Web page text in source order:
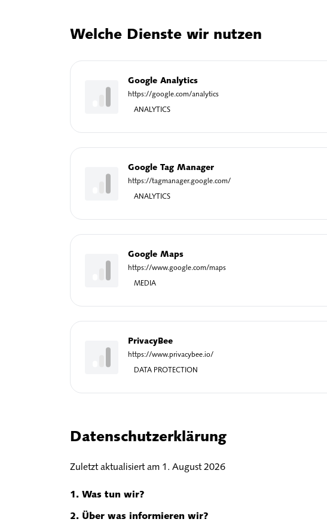
Welche Dienste wir nutzen
Google Analytics
https://google.com/analytics
ANALYTICS
Google Tag Manager
https://tagmanager.google.com/
ANALYTICS
Google Maps
https://www.google.com/maps
MEDIA
PrivacyBee
https://www.privacybee.io/
DATA PROTECTION
Datenschutzerklärung
Zuletzt aktualisiert am 1. August 2026
1. Was tun wir?
2. Über was informieren wir?